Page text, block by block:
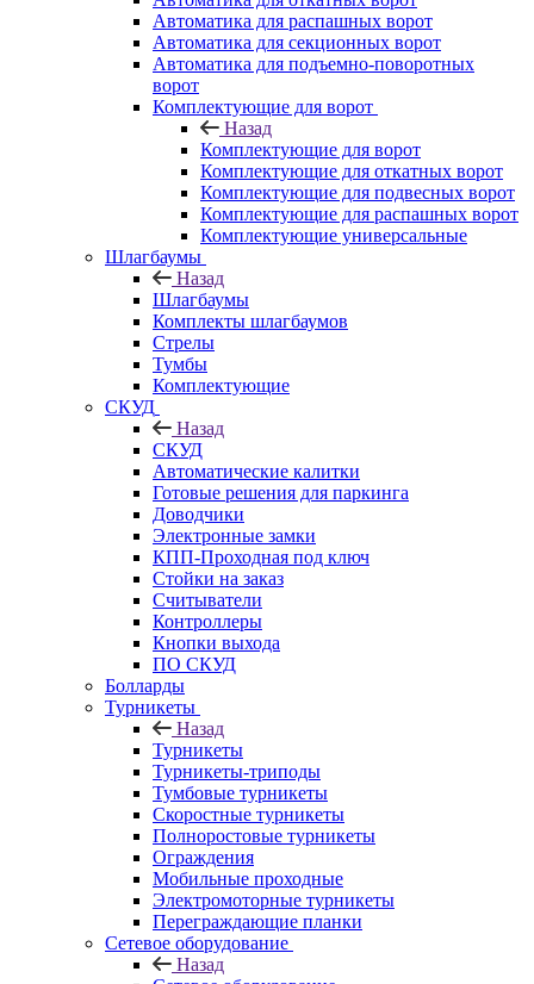
Автоматика для распашных ворот
Автоматика для секционных ворот
Автоматика для подъемно-поворотных
ворот
Комплектующие для ворот
Назад
Комплектующие для ворот
Комплектующие для откатных ворот
Комплектующие для подвесных ворот
Комплектующие для распашных ворот
Комплектующие универсальные
Шлагбаумы
Назад
Шлагбаумы
Комплекты шлагбаумов
Стрелы
Тумбы
Комплектующие
СКУД
Назад
СКУД
Автоматические калитки
Готовые решения для паркинга
Доводчики
Электронные замки
КПП-Проходная под ключ
Стойки на заказ
Считыватели
Контроллеры
Кнопки выхода
ПО СКУД
Болларды
Турникеты
Назад
Турникеты
Турникеты-триподы
Тумбовые турникеты
Скоростные турникеты
Полноростовые турникеты
Ограждения
Мобильные проходные
Электромоторные турникеты
Переграждающие планки
Сетевое оборудование
Назад